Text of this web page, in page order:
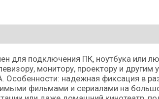
для подключения ПК, ноутбука или
монитору, проектору и другим
Особенности: надежная фиксация в
фильмами и сериалами на